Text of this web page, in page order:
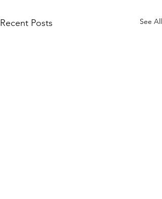
Recent Posts See All